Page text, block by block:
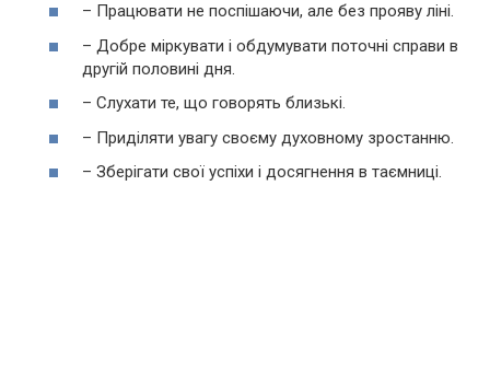
– Працювати не поспішаючи, але без прояву ліні.
– Добре міркувати і обдумувати поточні справи в
другій половині дня.
– Слухати те, що говорять близькі.
– Приділяти увагу своєму духовному зростанню.
– Зберігати свої успіхи і досягнення в таємниці.